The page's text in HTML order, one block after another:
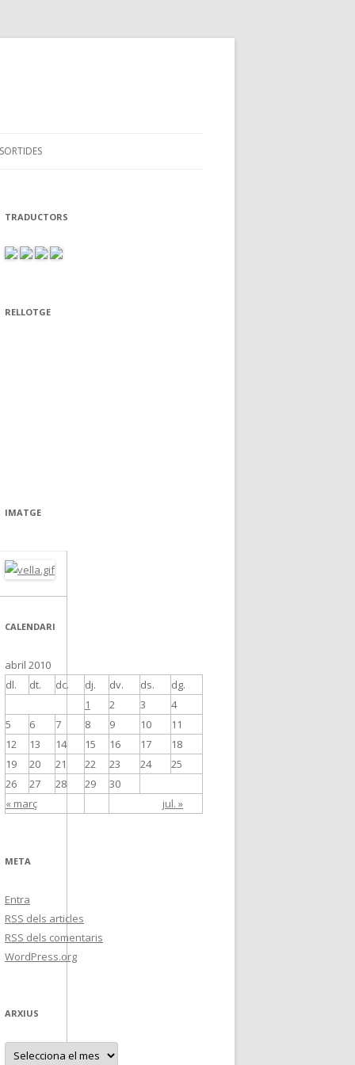
SORTIDES
TRADUCTORS
RELLOTGE
IMATGE
CALENDARI
abril 2010
dl.
dt. dc. dj. dv. ds. dg.
« març jul. »
1 2 3
4
5
6 7 8 9 10
11
12
13 14 15 16 17
18
19
20 21 22 23 24
25
26
27 28 29 30
META
Entra
RSS dels articles
RSS dels comentaris
WordPress.org
ARXIUS
A